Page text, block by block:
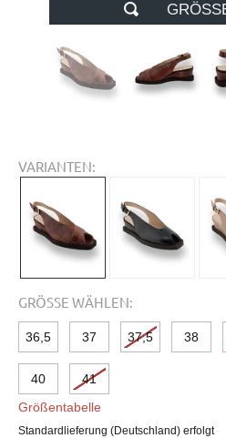
VARIANTEN:
GRÖSSE WÄHLEN:
36,5 37 37,5 38
40
41
Größentabelle
Standardlieferung (Deutschland) erfolgt